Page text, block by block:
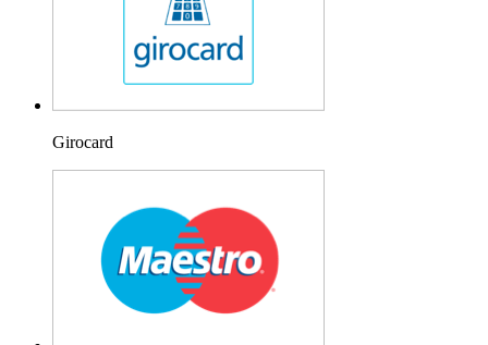
Girocard